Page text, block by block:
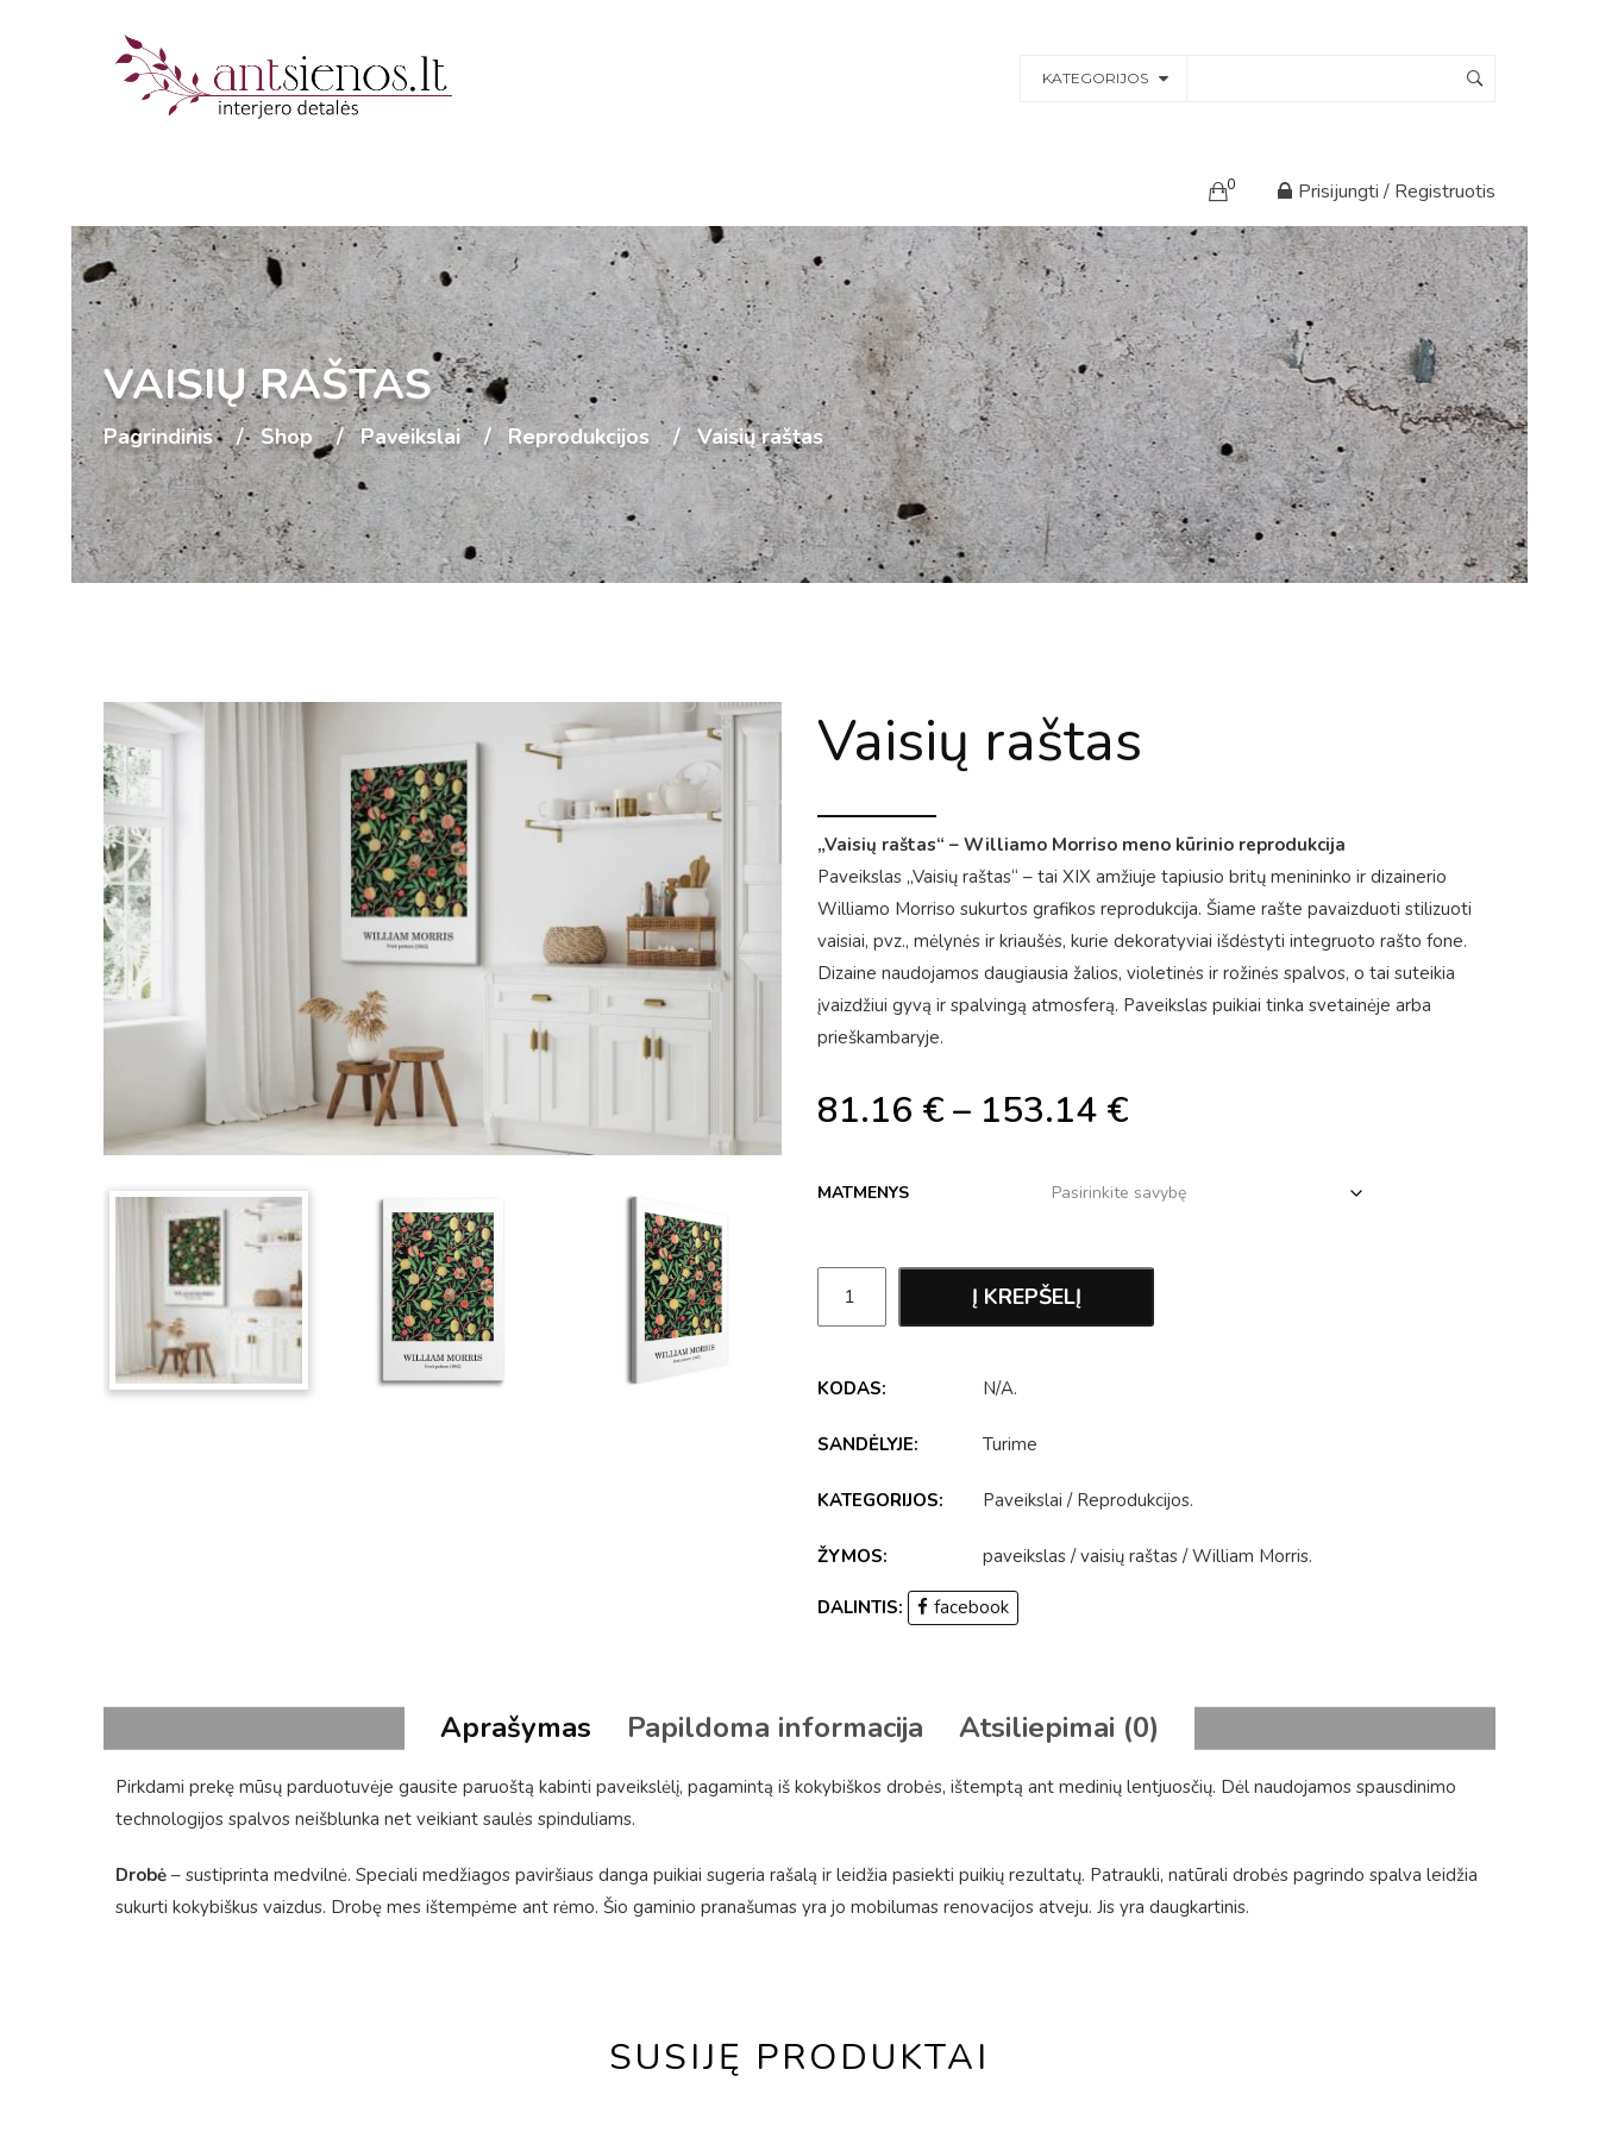
KATEGORIJOS
0 Prisijungti / Registruotis
VAISIŲ RAŠTAS
Pagrindinis Shop Paveikslai Reprodukcijos Vaisių raštas
Vaisių raštas
„Vaisių raštas“ – Williamo Morriso meno kūrinio reprodukcija
Paveikslas „Vaisių raštas“ – tai XIX amžiuje tapiusio britų menininko ir dizainerio
Williamo Morriso sukurtos grafikos reprodukcija. Šiame rašte pavaizduoti stilizuoti
vaisiai, pvz., mėlynės ir kriaušės, kurie dekoratyviai išdėstyti integruoto rašto fone.
Dizaine naudojamos daugiausia žalios, violetinės ir rožinės spalvos, o tai suteikia
įvaizdžiui gyvą ir spalvingą atmosferą. Paveikslas puikiai tinka svetainėje arba
prieškambaryje.
81.16 €– 153.14 €
MATMENYS
Į KREPŠELĮ
KODAS: N/A.
SANDĖLYJE: Turime
KATEGORIJOS: Paveikslai / Reprodukcijos.
ŽYMOS: paveikslas /vaisių raštas /William Morris.
DALINTIS: facebook
Aprašymas Papildoma informacija Atsiliepimai (0)
Pirkdami prekę mūsų parduotuvėje gausite paruoštą kabinti paveikslėlį, pagamintą iš kokybiškos drobės, ištemptą ant medinių lentjuosčių. Dėl naudojamos spausdinimo
technologijos spalvos neišblunka net veikiant saulės spinduliams.
Drobė – sustiprinta medvilnė. Speciali medžiagos paviršiaus danga puikiai sugeria rašalą ir leidžia pasiekti puikių rezultatų. Patraukli, natūrali drobės pagrindo spalva leidžia
sukurti kokybiškus vaizdus. Drobę mes ištempėme ant rėmo. Šio gaminio pranašumas yra jo mobilumas renovacijos atveju. Jis yra daugkartinis.
SUSIJĘ PRODUKTAI